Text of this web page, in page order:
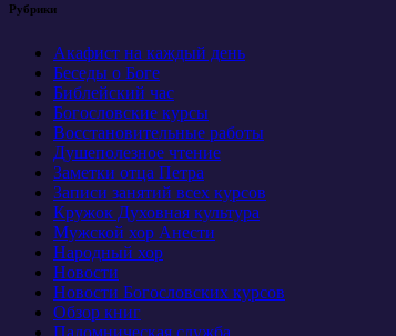
Рубрики
Акафист на каждый день
Беседы о Боге
Библейский час
Богословские курсы
Восстановительные работы
Душеполезное чтение
Заметки отца Петра
Записи занятий всех курсов
Кружок Духовная культура
Мужской хор Анести
Народный хор
Новости
Новости Богословских курсов
Обзор книг
Паломническая служба